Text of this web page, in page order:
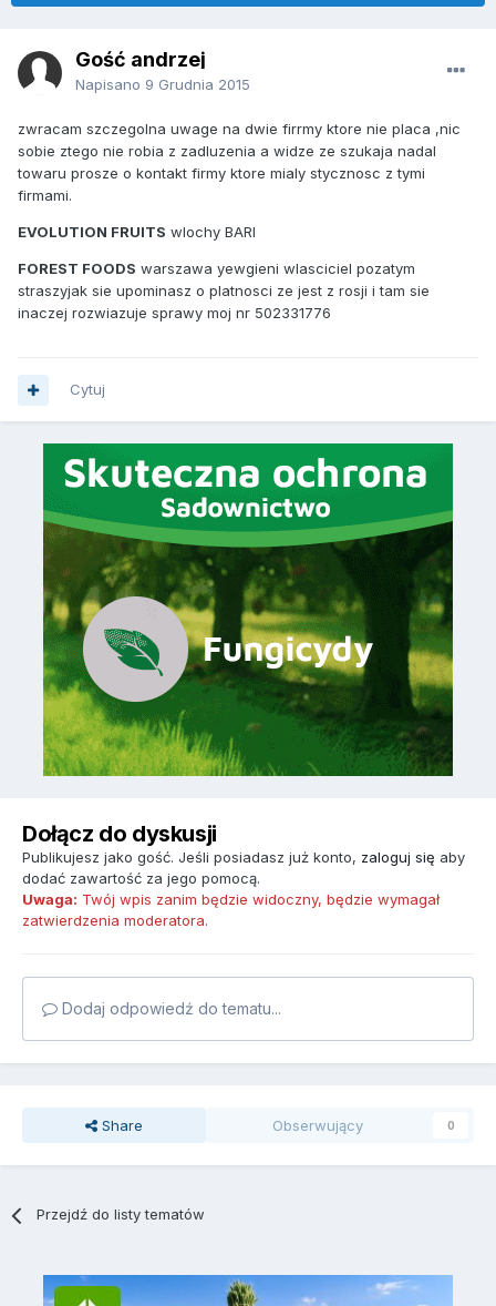
Gość andrzej
Napisano 9 Grudnia 2015
zwracam szczegolna uwage na dwie firrmy ktore nie placa ,nic
sobie ztego nie robia z zadluzenia a widze ze szukaja nadal
towaru prosze o kontakt firmy ktore mialy stycznosc z tymi
firmami.
EVOLUTION FRUITS wlochy BARI
FOREST FOODS warszawa yewgieni wlasciciel pozatym
straszyjak sie upominasz o platnosci ze jest z rosji i tam sie
inaczej rozwiazuje sprawy moj nr 502331776
Cytuj
Dołącz do dyskusji
Publikujesz jako gość. Jeśli posiadasz już konto, zaloguj się aby
dodać zawartość za jego pomocą.
Uwaga: Twój wpis zanim będzie widoczny, będzie wymagał
zatwierdzenia moderatora.
Dodaj odpowiedź do tematu...
Share Obserwujący 0
Przejdź do listy tematów